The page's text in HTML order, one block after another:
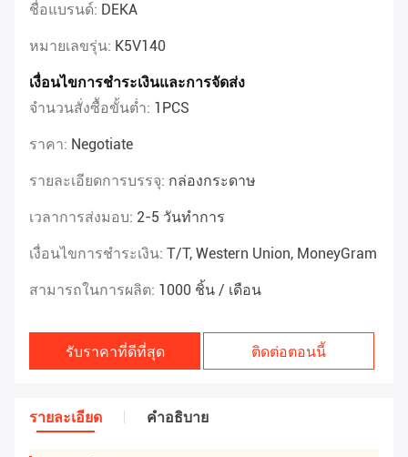
ชื่อแบรนด์: DEKA
หมายเลขรุ่น: K5V140
เงื่อนไขการชำระเงินและการจัดส่ง
จำนวนสั่งซื้อขั้นต่ำ: 1PCS
ราคา: Negotiate
รายละเอียดการบรรจุ: กล่องกระดาษ
เวลาการส่งมอบ: 2-5 วันทำการ
เงื่อนไขการชำระเงิน: T/T, Western Union, MoneyGram
สามารถในการผลิต: 1000 ชิ้น / เดือน
รับราคาที่ดีที่สุด ติดต่อตอนนี้
รายละเอียด คําอธิบาย